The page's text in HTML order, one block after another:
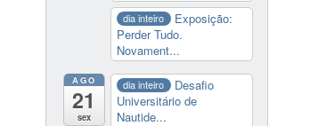
dia inteiro
Exposição:
Perder Tudo.
Novament...
AGO
21
sex
dia inteiro
Desafio
Universitário de
Nautide...